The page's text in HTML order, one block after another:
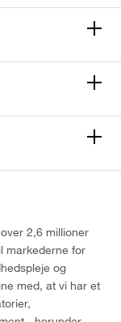
2,6 millioner
markederne for
og
med, at vi har et